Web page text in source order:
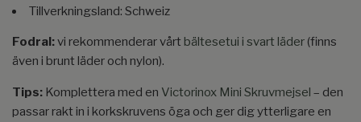
Tillverkningsland: Schweiz
Fodral:vi rekommenderar vårt bältesetui i svart läder (finns
även i brunt läder och nylon).
Tips: Komplettera med en Victorinox Mini Skruvmejsel – den
passar rakt in i korkskruvens öga och ger dig ytterligare en